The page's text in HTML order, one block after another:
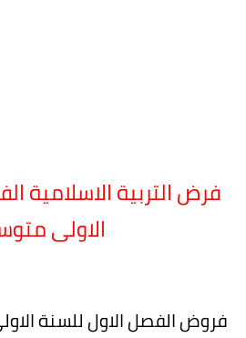
فرض التربية الاسلامية
الاولى
فروض الفصل الاول للسنة